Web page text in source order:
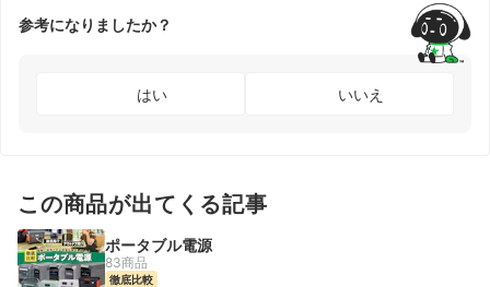
参考になりましたか？
はい いいえ
この商品が出てくる記事
ポータブル電源
83商品
徹底比較